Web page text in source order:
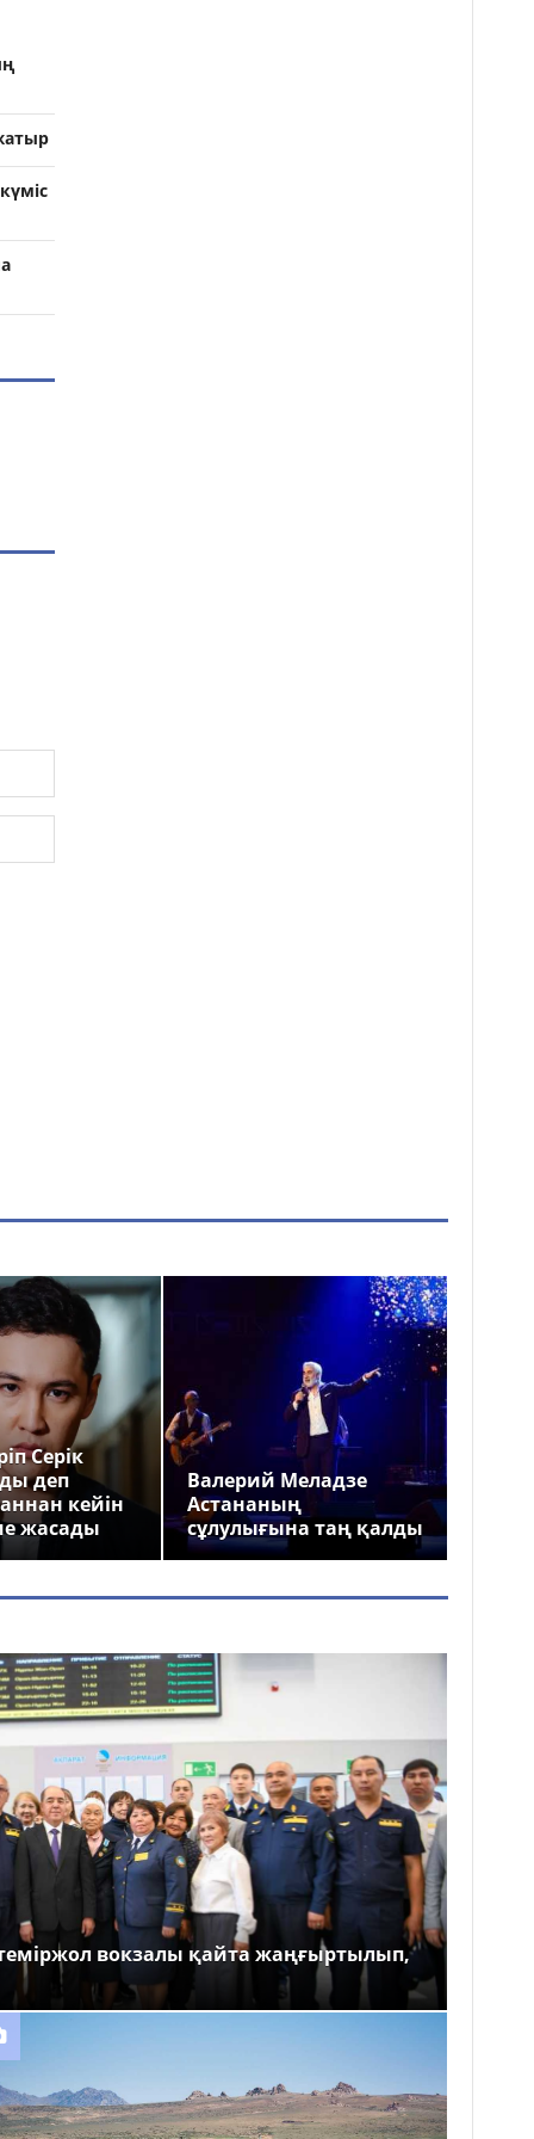
Серік
деп
кейін
жасады
Валерий Меладзе
Астананың
сұлулығына таң қалды
вокзалы қайта жаңғыртылып,